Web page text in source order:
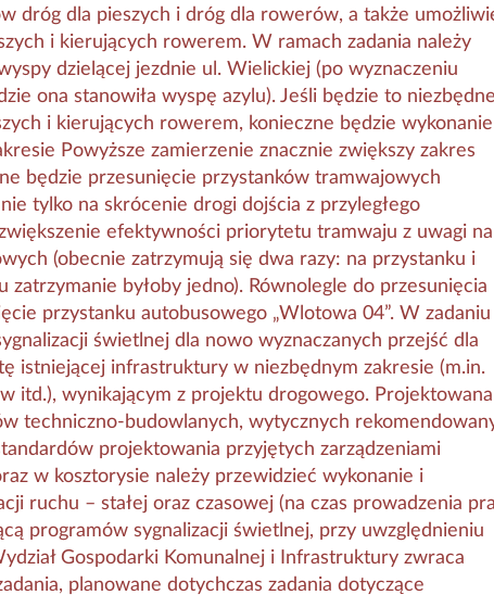
dróg dla pieszych i dróg dla rowerów, a także
i kierujących rowerem. W ramach zadania należy
dzielącej jezdnie ul. Wielickiej (po wyznaczeniu
ona stanowiła wyspę azylu). Jeśli będzie to
i kierujących rowerem, konieczne będzie wykonanie
Powyższe zamierzenie znacznie zwiększy zakres
będzie przesunięcie przystanków tramwajowych
tylko na skrócenie drogi dojścia z przyległego
efektywności priorytetu tramwaju z uwagi na
(obecnie zatrzymują się dwa razy: na przystanku i
byłoby jedno). Równolegle do przesunięcia
przystanku autobusowego „Wlotowa 04”. W zadaniu
świetlnej dla nowo wyznaczanych przejść dla
istniejącej infrastruktury w niezbędnym zakresie (m.in.
itd.), wynikającym z projektu drogowego. Projektowana
techniczno-budowlanych, wytycznych
projektowania przyjętych zarządzeniami
w kosztorysie należy przewidzieć wykonanie i
ruchu – stałej oraz czasowej (na czas prowadzenia
programów sygnalizacji świetlnej, przy uwzględnieniu
Gospodarki Komunalnej i Infrastruktury zwraca
planowane dotychczas zadania dotyczące